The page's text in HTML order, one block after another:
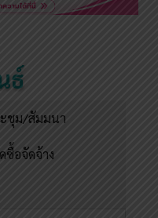
ธ์
ชุม/สัมมนา
ซื้อจัดจ้าง